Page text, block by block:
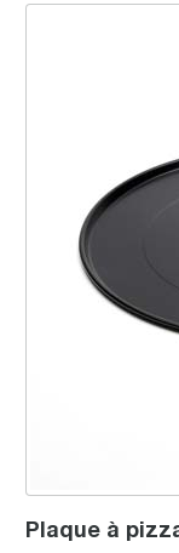
Plaque à pizza
Plaque à